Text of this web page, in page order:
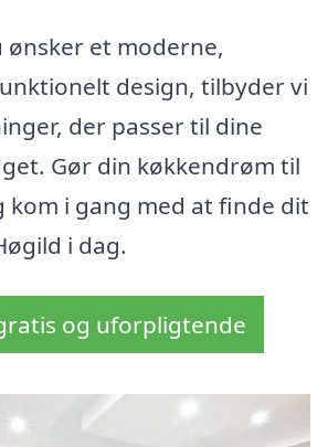
ønsker et moderne,
design, tilbyder vi
der passer til dine
Gør din køkkendrøm til
kom i gang med at finde dit
i dag.
og uforpligtende